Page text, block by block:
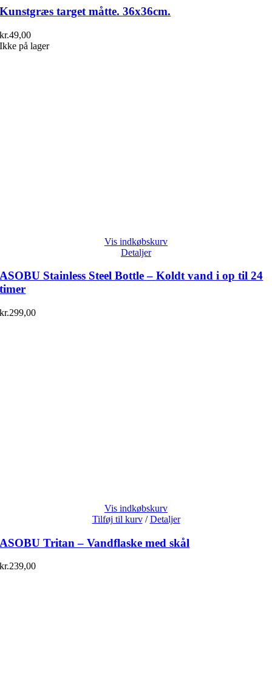
Kunstgræs target måtte. 36x36cm.
kr.49,00
Ikke på lager
Vis indkøbskurv
Detaljer
ASOBU Stainless Steel Bottle – Koldt vand i op til 24
timer
kr.299,00
Vis indkøbskurv
Tilføj til kurv / Detaljer
ASOBU Tritan – Vandflaske med skål
kr.239,00